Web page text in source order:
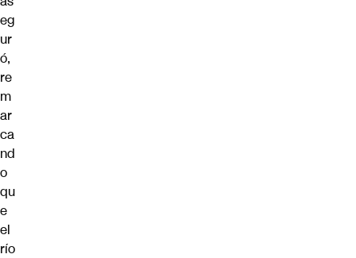
eg
ur
ó,
re
m
ar
ca
nd
o
qu
e
el
río